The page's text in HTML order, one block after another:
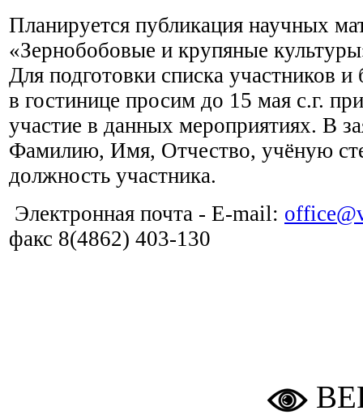
Планируется публикация научных
«Зернобобовые и крупяные
Для подготовки списка участников
в гостинице просим до 15 мая с.г.
участие в данных мероприятиях. В
Фамилию, Имя, Отчество, учёную
должность участника.
Электронная почта - E-mail:
факс 8(4862) 403-130